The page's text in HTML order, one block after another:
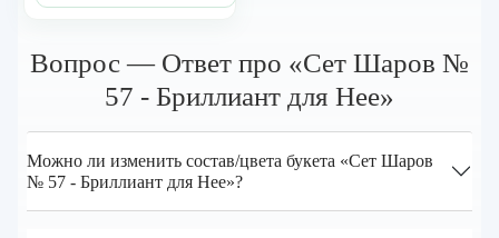
Вопрос — Ответ про «Сет Шаров №
57 - Бриллиант для Нее»
Можно ли изменить состав/цвета букета «Сет Шаров
№ 57 - Бриллиант для Нее»?